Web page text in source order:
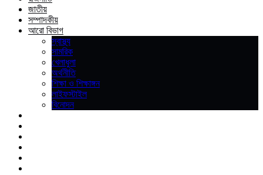
জাতীয়
সম্পাদকীয়
আরো বিভাগ
স্বাস্থ্য
সামরিক
খেলাধুলা
অর্থনীতি
শিক্ষা ও শিক্ষাঙ্গন
লাইফস্টাইল
বিনোদন